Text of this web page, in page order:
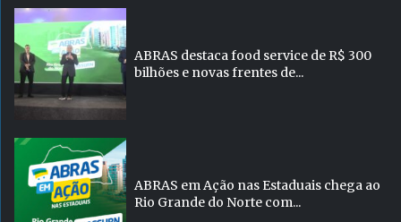
ABRAS destaca food service de R$ 300
bilhões e novas frentes de...
ABRAS em Ação nas Estaduais chega ao
Rio Grande do Norte com...